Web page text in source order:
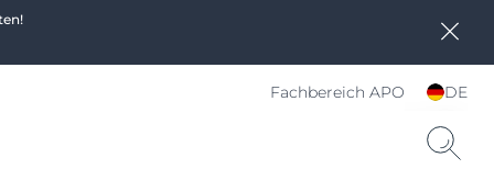
DE
Fachbereich APO